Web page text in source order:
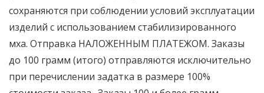
сохраняются при соблюдении условий эксплуатации
изделий с использованием стабилизированного
мха. Отправка НАЛОЖЕННЫМ ПЛАТЕЖОМ. Заказы
до 100 грамм (итого) отправляются исключительно
при перечислении задатка в размере 100%